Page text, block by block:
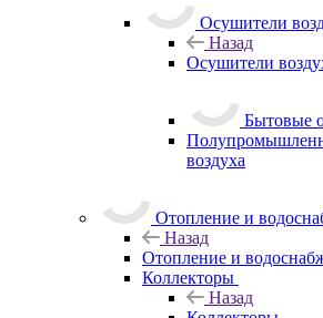
Осушители
Назад
Осушители
Бытовые
воздуха
Отопление и
Назад
Отопление и
Коллекторы
Назад